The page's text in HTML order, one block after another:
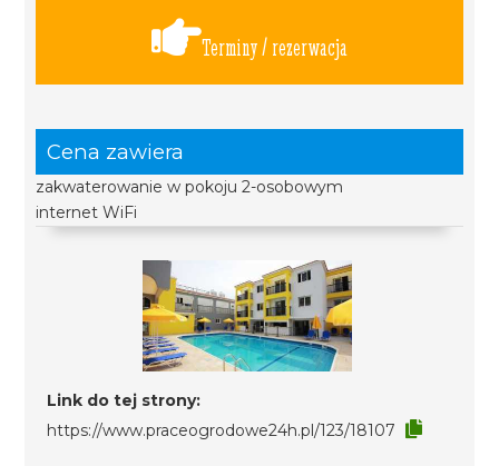
Terminy / rezerwacja
Cena zawiera
zakwaterowanie w pokoju 2-osobowym
internet WiFi
Link do tej strony:
https://www.praceogrodowe24h.pl/123/18107